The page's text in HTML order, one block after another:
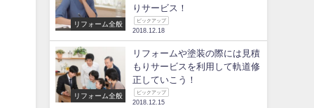
リフォーム全般
りサービス！
ピックアップ
2018.12.18
リフォーム全般
リフォームや塗装の際には見積
もりサービスを利用して軌道修
正していこう！
ピックアップ
2018.12.15